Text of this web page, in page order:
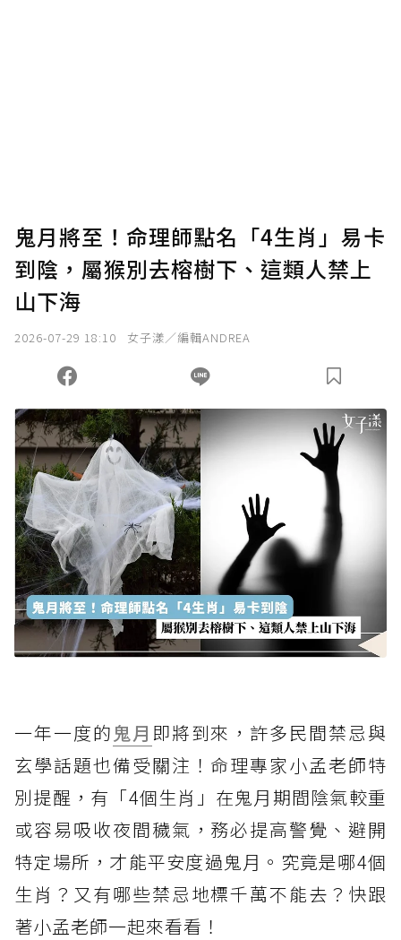
確認送出
您當前剩餘 U 利點數：0點；前往 購買點數
鬼月將至！命理師點名「4生肖」易卡
到陰，屬猴別去榕樹下、這類人禁上
山下海
2026-07-29 18:10 女子漾／編輯ANDREA
一年一度的 鬼月 即將到來，許多民間禁忌與
玄學話題也備受關注！命理專家小孟老師特
別提醒，有「4個生肖」在鬼月期間陰氣較重
或容易吸收夜間穢氣，務必提高警覺、避開
特定場所，才能平安度過鬼月。究竟是哪4個
生肖？又有哪些禁忌地標千萬不能去？快跟
著小孟老師一起來看看！